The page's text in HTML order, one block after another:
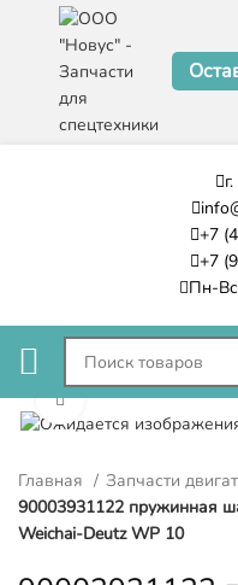
+7
+7
Пн-
Нажмите, чтобы
Главная
Запчасти
90003931122 пружинная
Weichai-Deutz WP 10